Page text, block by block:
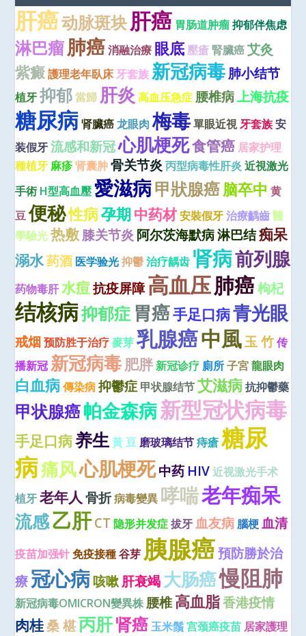
肝癌动脉斑块肝癌 胃肠道肿瘤 抑郁伴焦虑
淋巴瘤肺癌 消融治療 眼底 壓瘡 腎臟癌 艾灸
紫癜 護理老年臥床牙套族 新冠病毒肺小结节
植牙 抑郁 當歸 肝炎 高血压急症 腰椎病上海抗疫
糖尿病 肾臟癌 龙眼肉 梅毒 單眼近視 牙套族 安
装假牙 流感和新冠心肌梗死食管癌 居家护理
種植牙 麻疹肾囊肿 骨关节炎 丙型病毒性肝炎 近視激光
手術 H型高血壓愛滋病甲狀腺癌脑卒中 黄
豆 便秘性病孕期中药材安裝假牙 治療齲齒 醫
學驗光 热敷膝关节炎 阿尔茨海默病淋巴结痴呆
溺水药酒 医学验光 抑鬱 治疗龋齿 肾病前列腺
药物毒肝水痘抗疫屏障高血压肺癌枸杞
结核病抑郁症 胃癌手足口病青光眼
戒烟 预防胜于治疗 麥芽 乳腺癌中風玉 竹 传
播新冠 新冠病毒 肥胖 新冠诊疗 廁所 子宮 龍眼肉
白血病 傳染病 抑鬱症 甲状腺结节 艾滋病 抗抑鬱藥
甲状腺癌帕金森病新型冠状病毒
手足口病养生 黃 豆 磨玻璃结节 痔瘡 糖尿
病痛风心肌梗死中药 HIV 近视激光手术
植牙 老年人 骨折病毒變異 哮喘老年痴呆
流感乙肝CT 隐形并发症 拔牙 血友病 腦梗 血清
疫苗加强针 免疫接種 谷芽 胰腺癌預防勝於治
療冠心病咳嗽肝衰竭大肠癌慢阻肺
新冠病毒OMICRON變異株 腰椎高血脂香港疫情
肉桂桑 椹丙肝肾癌 玉米鬚 宫颈癌疫苗 居家護理